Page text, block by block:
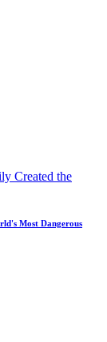
Most Dangerous